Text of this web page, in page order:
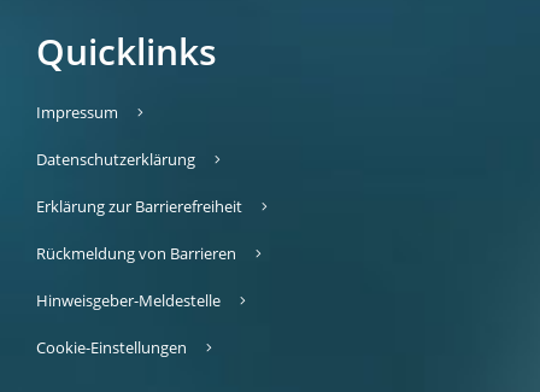
Quicklinks
Impressum
Datenschutzerklärung
Erklärung zur Barrierefreiheit
Rückmeldung von Barrieren
Hinweisgeber-Meldestelle
Cookie-Einstellungen